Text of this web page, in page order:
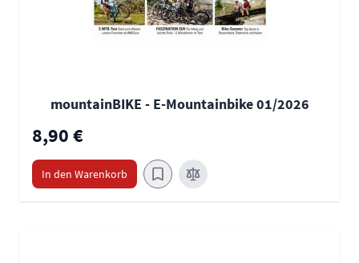
mountainBIKE - E-Mountainbike 01/2026
8,90 €
In den Warenkorb